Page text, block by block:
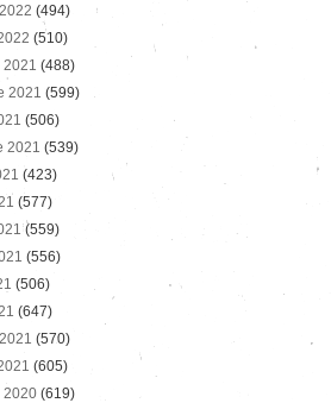
(494)
(510)
2021 (488)
2021 (599)
(506)
2021 (539)
(423)
(577)
(559)
(556)
(506)
(647)
(570)
(605)
2020 (619)